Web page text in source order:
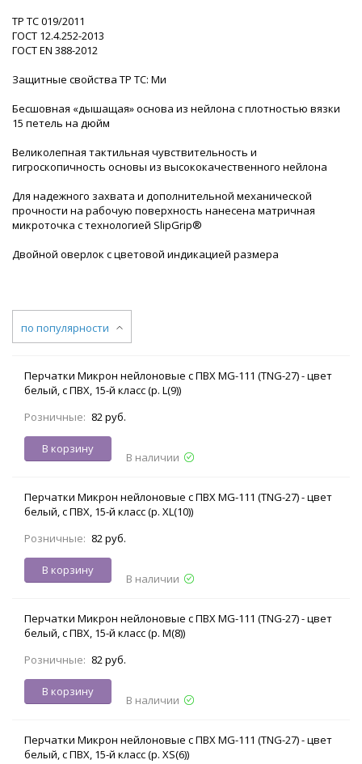
ТР ТС 019/2011
ГОСТ 12.4.252-2013
ГОСТ EN 388-2012
Защитные свойства ТР ТС: Ми
Бесшовная «дышащая» основа из нейлона с плотностью вязки
15 петель на дюйм
Великолепная тактильная чувствительность и
гигроскопичность основы из высококачественного нейлона
Для надежного захвата и дополнительной механической
прочности на рабочую поверхность нанесена матричная
микроточка с технологией SlipGrip®
Двойной оверлок с цветовой индикацией размера
по популярности
Перчатки Микрон нейлоновые с ПВХ MG-111 (TNG-27) - цвет
белый, с ПВХ, 15-й класс (р. L(9))
Розничные: 82 руб.
В корзину
В наличии
Перчатки Микрон нейлоновые с ПВХ MG-111 (TNG-27) - цвет
белый, с ПВХ, 15-й класс (р. XL(10))
Розничные: 82 руб.
В корзину
В наличии
Перчатки Микрон нейлоновые с ПВХ MG-111 (TNG-27) - цвет
белый, с ПВХ, 15-й класс (р. M(8))
Розничные: 82 руб.
В корзину
В наличии
Перчатки Микрон нейлоновые с ПВХ MG-111 (TNG-27) - цвет
белый, с ПВХ, 15-й класс (р. XS(6))